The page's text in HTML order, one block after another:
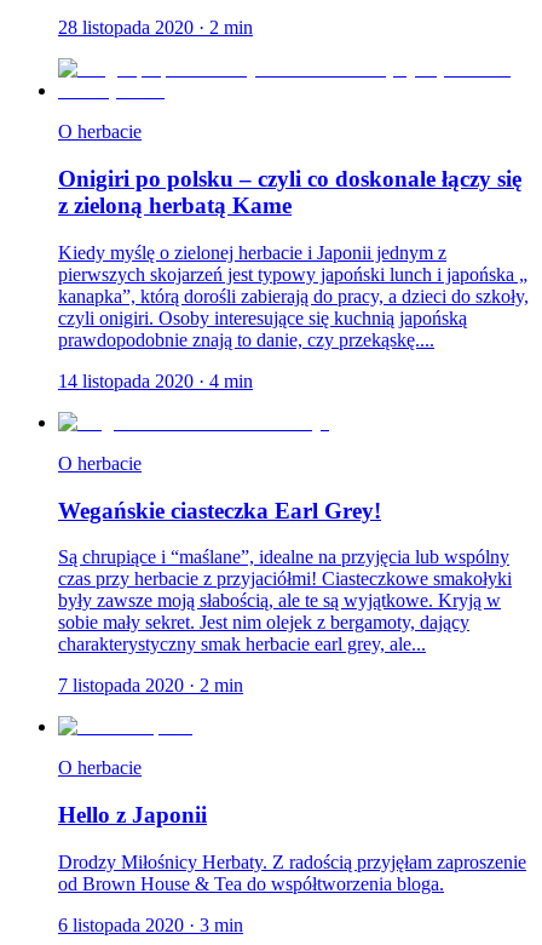
28 listopada 2020 · 2 min
O herbacie
Onigiri po polsku – czyli co doskonale łączy się
z zieloną herbatą Kame
Kiedy myślę o zielonej herbacie i Japonii jednym z
pierwszych skojarzeń jest typowy japoński lunch i japońska „
kanapka”, którą dorośli zabierają do pracy, a dzieci do szkoły,
czyli onigiri. Osoby interesujące się kuchnią japońską
prawdopodobnie znają to danie, czy przekąskę....
14 listopada 2020 · 4 min
O herbacie
Wegańskie ciasteczka Earl Grey!
Są chrupiące i “maślane”, idealne na przyjęcia lub wspólny
czas przy herbacie z przyjaciółmi! Ciasteczkowe smakołyki
były zawsze moją słabością, ale te są wyjątkowe. Kryją w
sobie mały sekret. Jest nim olejek z bergamoty, dający
charakterystyczny smak herbacie earl grey, ale...
7 listopada 2020 · 2 min
O herbacie
Hello z Japonii
Drodzy Miłośnicy Herbaty. Z radością przyjęłam zaproszenie
od Brown House & Tea do współtworzenia bloga.
6 listopada 2020 · 3 min